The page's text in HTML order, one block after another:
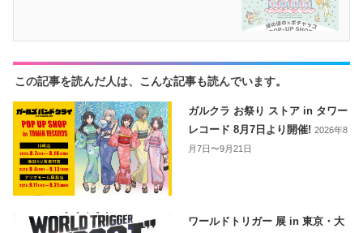
この記事を読んだ人は、こんな記事も読んでいます。
ガルクラ お祭り ストア in タワー
レコード 8月7日より開催!2026年8
月7日〜9月21日
ワールドトリガー 展 in 東京・大